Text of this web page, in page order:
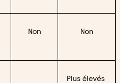
Non Non
Plus élevés